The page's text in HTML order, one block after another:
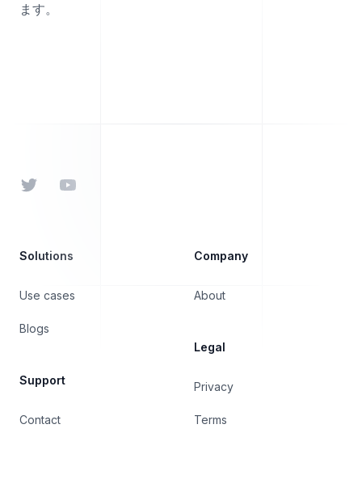
ます。
TwitterYouTube
Solutions
Use cases
Blogs
Support
Contact
Company
About
Legal
Privacy
Terms